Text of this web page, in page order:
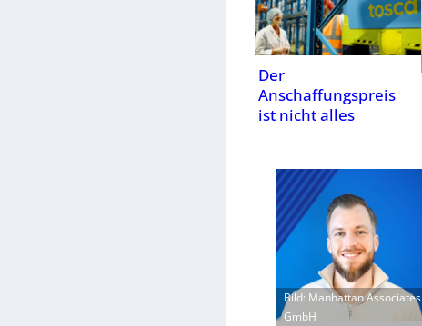
Der
Anschaffungspreis
ist nicht alles
Bild: Manhattan Associates
GmbH